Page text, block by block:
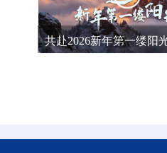
共赴2026新年第一缕阳